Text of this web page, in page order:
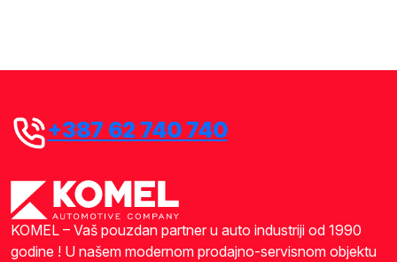
+387 62 740 740
KOMEL – Vaš pouzdan partner u auto industriji od 1990
godine ! U našem modernom prodajno-servisnom objektu